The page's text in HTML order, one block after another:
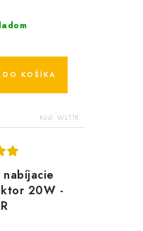
DO KOŠÍKA
Kód:WL11R
nabíjacie
20W -